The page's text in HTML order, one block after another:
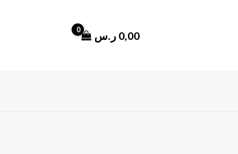
0,00 ر.س